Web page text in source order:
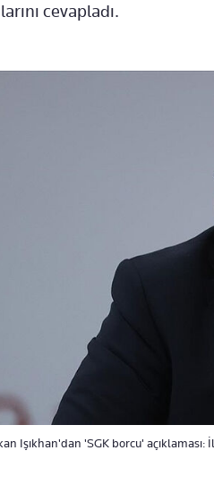
cevapladı.
Işıkhan'dan 'SGK borcu' açıklaması: